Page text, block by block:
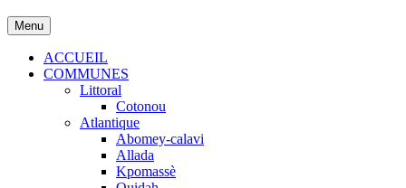
Menu
ACCUEIL
COMMUNES
Littoral
Cotonou
Atlantique
Abomey-calavi
Allada
Kpomassè